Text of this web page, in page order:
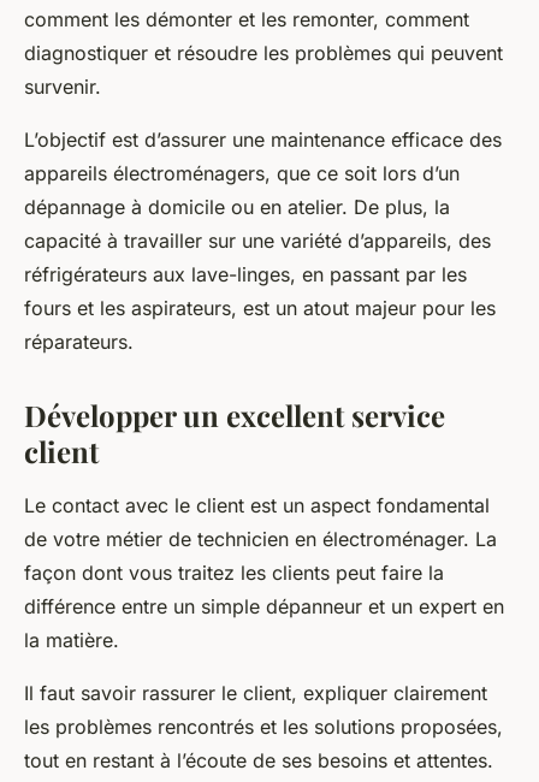
comment les démonter et les remonter, comment
diagnostiquer et résoudre les problèmes qui peuvent
survenir.
L’objectif est d’assurer une maintenance efficace des
appareils électroménagers, que ce soit lors d’un
dépannage à domicile ou en atelier. De plus, la
capacité à travailler sur une variété d’appareils, des
réfrigérateurs aux lave-linges, en passant par les
fours et les aspirateurs, est un atout majeur pour les
réparateurs.
Développer un excellent service
client
Le contact avec le client est un aspect fondamental
de votre métier de technicien en électroménager. La
façon dont vous traitez les clients peut faire la
différence entre un simple dépanneur et un expert en
la matière.
Il faut savoir rassurer le client, expliquer clairement
les problèmes rencontrés et les solutions proposées,
tout en restant à l’écoute de ses besoins et attentes.